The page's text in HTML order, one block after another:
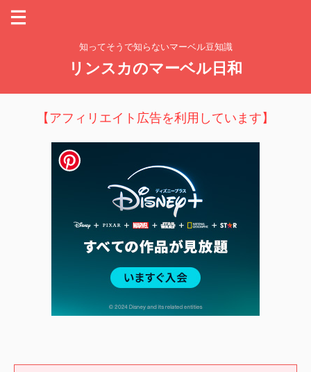
知ってそうで知らないマーベル豆知識
リンスカのマーベル日和
【アフィリエイト広告を利用しています】